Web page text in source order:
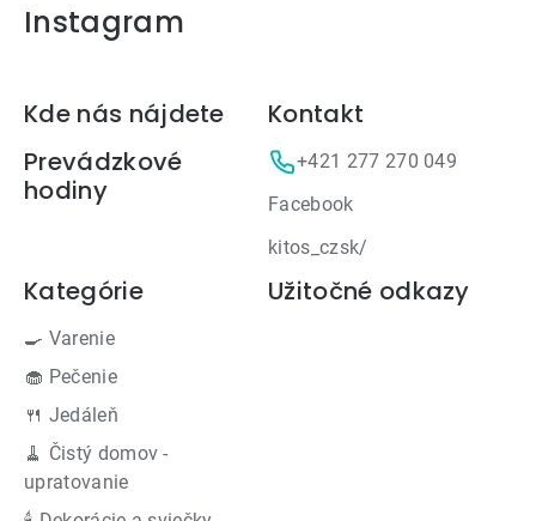
Instagram
Zápätie
Kde nás nájdete
Prevádzkové
hodiny
Kontakt
+421 277 270 049
Facebook
kitos_czsk/
Kategórie
🍳 Varenie
🧁 Pečenie
🍴 Jedáleň
🧹 Čistý domov -
upratovanie
Užitočné odkazy